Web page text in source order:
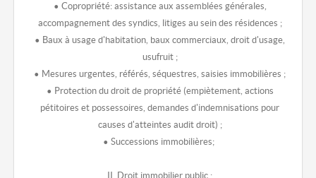
• Copropriété: assistance aux assemblées générales,
accompagnement des syndics, litiges au sein des résidences ;
• Baux à usage d'habitation, baux commerciaux, droit d'usage,
usufruit ;
• Mesures urgentes, référés, séquestres, saisies immobilières ;
• Protection du droit de propriété (empiètement, actions
pétitoires et possessoires, demandes d'indemnisations pour
causes d'atteintes audit droit) ;
• Successions immobilières;
II. Droit immobilier public :